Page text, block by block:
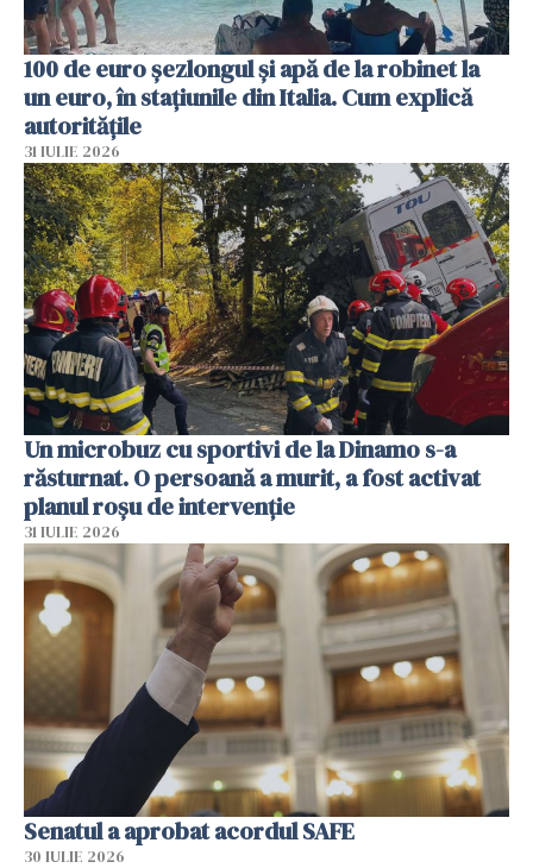
100 de euro șezlongul și apă de la robinet la
un euro, în stațiunile din Italia. Cum explică
autoritățile
31 IULIE 2026
Un microbuz cu sportivi de la Dinamo s-a
răsturnat. O persoană a murit, a fost activat
planul roșu de intervenție
31 IULIE 2026
Senatul a aprobat acordul SAFE
30 IULIE 2026